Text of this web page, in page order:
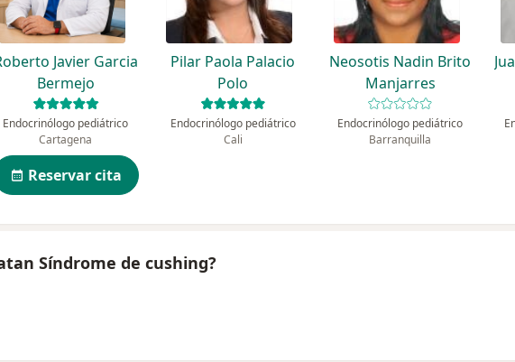
Javier Garcia
Bermejo
Endocrinólogo pediátrico
Cartagena
Reservar cita
Pilar Paola Palacio
Polo
Endocrinólogo pediátrico
Cali
Neosotis Nadin Brito
Manjarres
Endocrinólogo pediátrico
Barranquilla
Síndrome de cushing?